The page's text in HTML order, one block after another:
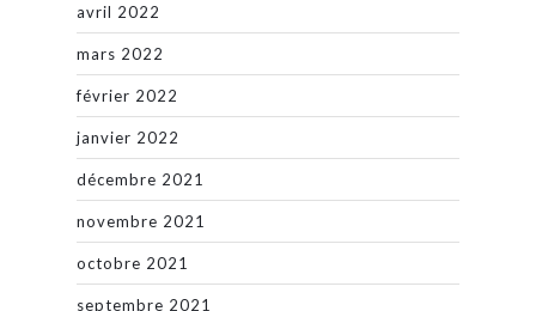
avril 2022
mars 2022
février 2022
janvier 2022
décembre 2021
novembre 2021
octobre 2021
septembre 2021